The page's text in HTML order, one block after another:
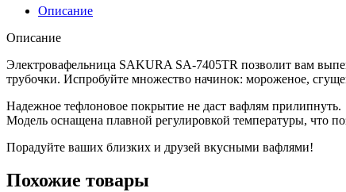
Описание
Описание
Электровафельница SAKURA SA-7405TR позволит вам
трубочки. Испробуйте множество начинок: мороженое,
Надежное тефлоновое покрытие не даст вафлям прилипнуть.
Модель оснащена плавной регулировкой температуры, что
Порадуйте ваших близких и друзей вкусными вафлями!
Похожие товары